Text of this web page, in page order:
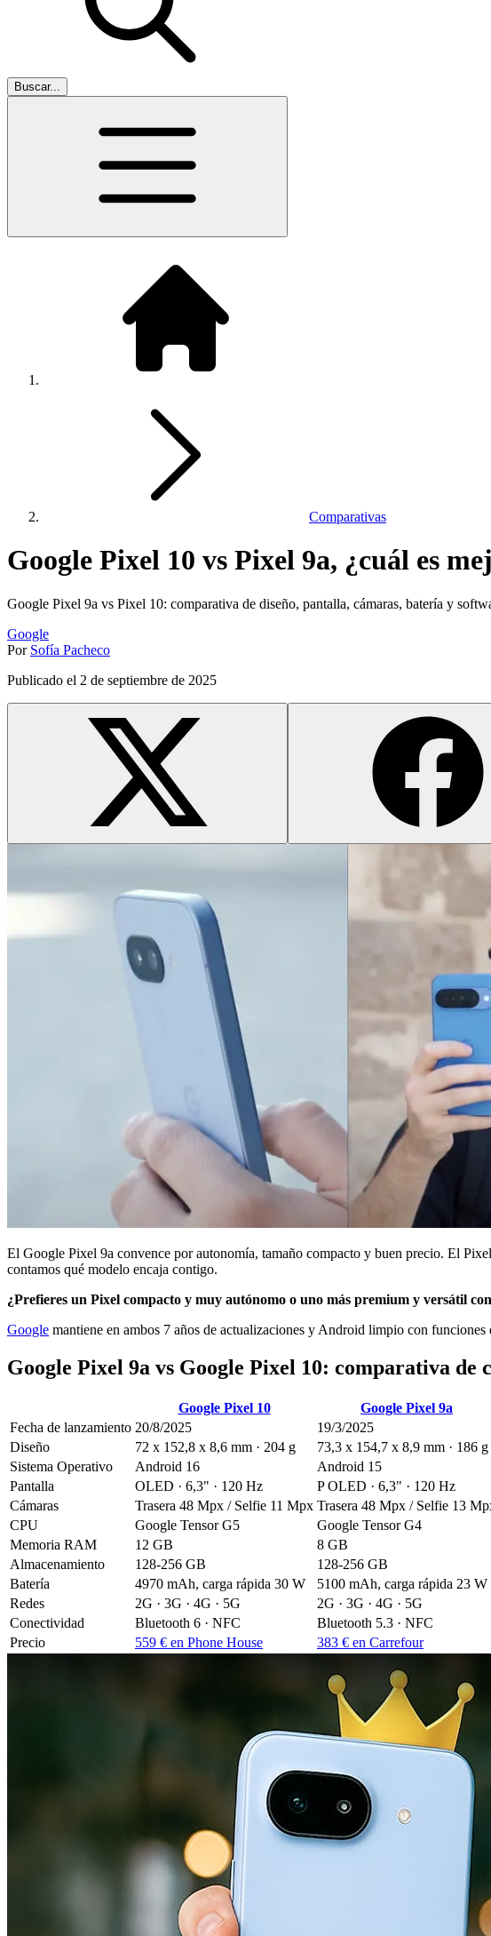
Buscar...
Comparativas
Google Pixel 10 vs Pixel 9a, ¿cuál es
Google Pixel 9a vs Pixel 10: comparativa de diseño, pantalla, cámaras, batería y
Google
Por Sofía Pacheco
Publicado el 2 de septiembre de 2025
El Google Pixel 9a convence por autonomía, tamaño compacto y buen precio. El
contamos qué modelo encaja contigo.
¿Prefieres un Pixel compacto y muy autónomo o uno más premium y versátil
Google mantiene en ambos 7 años de actualizaciones y Android limpio con funciones
Google Pixel 9a vs Google Pixel 10: comparativa de
Google Pixel 10
Google Pixel 9a
Fecha de lanzamiento 20/8/2025
19/3/2025
Diseño
72 x 152,8 x 8,6 mm · 204 g
73,3 x 154,7 x 8,9 mm · 186 g
Sistema Operativo
Android 16
Android 15
Pantalla
OLED · 6,3" · 120 Hz
P OLED · 6,3" · 120 Hz
Cámaras
Trasera 48 Mpx / Selfie 11 Mpx Trasera 48 Mpx / Selfie 13
CPU
Google Tensor G5
Google Tensor G4
Memoria RAM
12 GB
8 GB
Almacenamiento
128-256 GB
128-256 GB
Batería
4970 mAh, carga rápida 30 W
5100 mAh, carga rápida 23 W
Redes
2G · 3G · 4G · 5G
2G · 3G · 4G · 5G
Conectividad
Bluetooth 6 · NFC
Bluetooth 5.3 · NFC
Precio
559 € en Phone House 383 € en Carrefour